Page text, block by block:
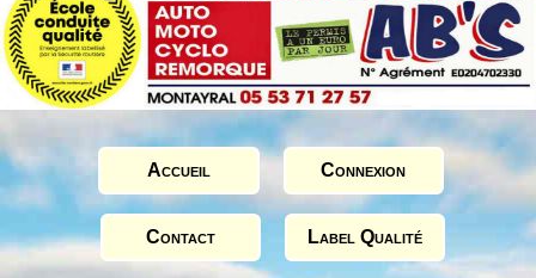
Accueil Connexion
Contact Label Qualité